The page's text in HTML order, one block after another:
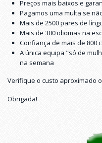
Preços mais baixos e
Pagamos uma multa se
Mais de 2500 pares de
Mais de 300 idiomas na
Confiança de mais de 800
A única equipa "só de
na semana
Verifique o custo aproximado
Obrigada!